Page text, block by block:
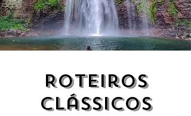
Roteiros
Clássicos